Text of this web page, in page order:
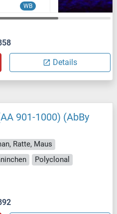
WB
Details
901-1000) (AbBy
Ratte, Maus
Polyclonal